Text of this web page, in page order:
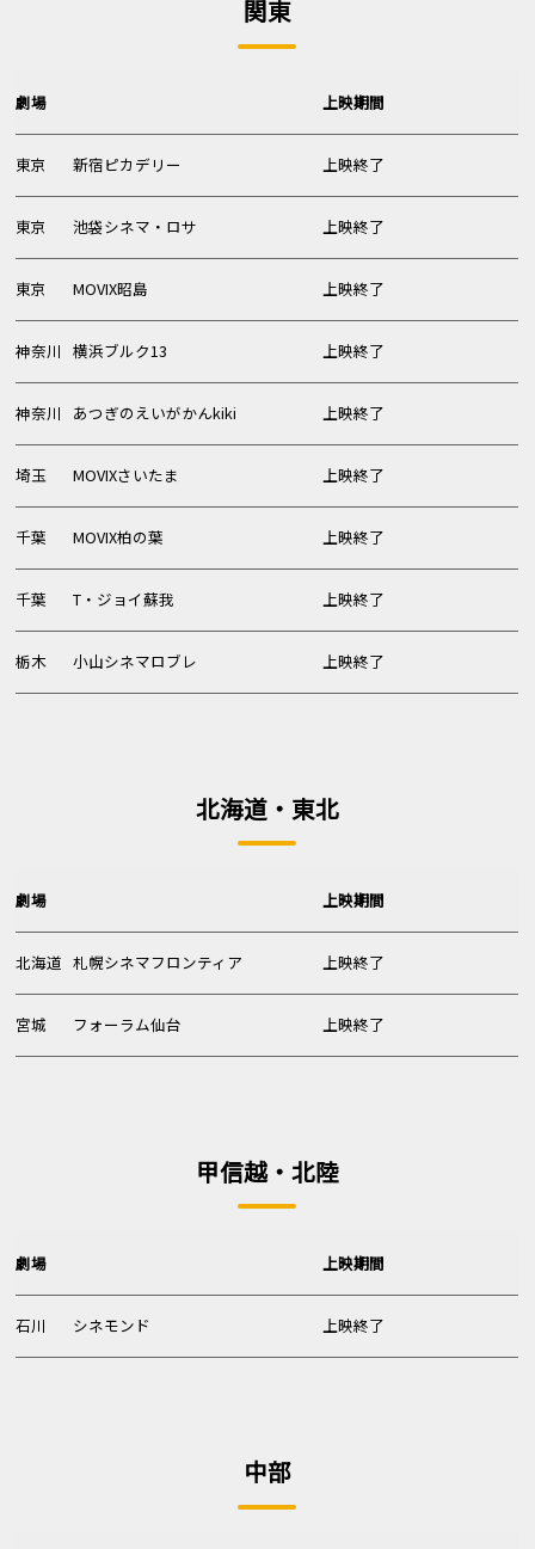
北海道・東北
九州・沖縄
関東
劇場 上映期間
東京 新宿ピカデリー 上映終了
東京 池袋シネマ・ロサ 上映終了
東京 MOVIX昭島 上映終了
神奈川 横浜ブルク13 上映終了
神奈川 あつぎのえいがかんkiki 上映終了
埼玉 MOVIXさいたま 上映終了
千葉 MOVIX柏の葉 上映終了
千葉 T・ジョイ蘇我 上映終了
栃木 小山シネマロブレ 上映終了
北海道・東北
劇場 上映期間
北海道 札幌シネマフロンティア 上映終了
宮城 フォーラム仙台 上映終了
甲信越・北陸
劇場 上映期間
石川 シネモンド 上映終了
中部